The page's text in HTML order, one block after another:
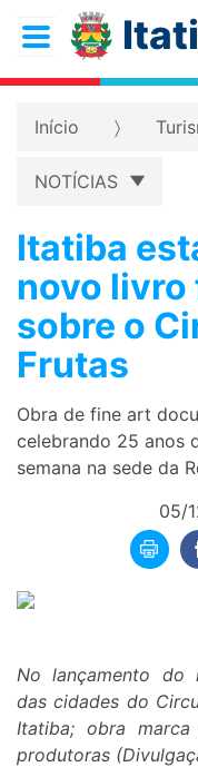
Início
NOTÍCIAS
Itatiba
novo
sobre o
Frutas
Obra de fine art
celebrando 25 anos
semana na sede da
05/
No lançamento do
das cidades do
Itatiba; obra
produtoras